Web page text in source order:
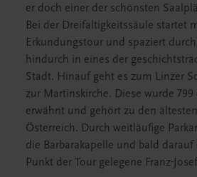
er doch einer der schönsten
Bei der Dreifaltigkeitssäule startet
Erkundungstour und spaziert
hindurch in eines der
Stadt. Hinauf geht es zum Linzer
zur Martinskirche. Diese wurde
erwähnt und gehört zu den
Österreich. Durch weitläufige
die Barbarakapelle und bald
Punkt der Tour gelegene Franz-